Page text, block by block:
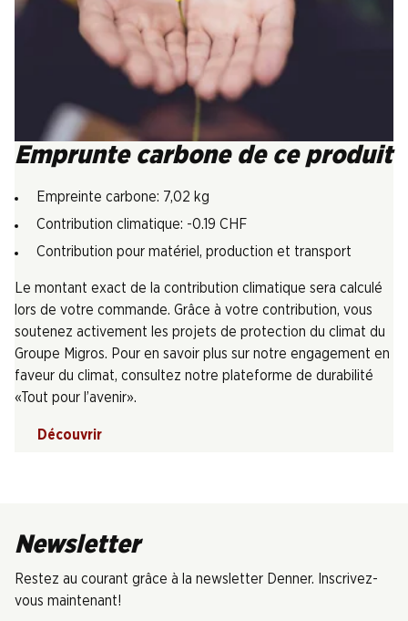
Emprunte carbone de ce produit
Empreinte carbone: 7,02 kg
Contribution climatique: -0.19 CHF
Contribution pour matériel, production et transport
Le montant exact de la contribution climatique sera calculé
lors de votre commande. Grâce à votre contribution, vous
soutenez activement les projets de protection du climat du
Groupe Migros. Pour en savoir plus sur notre engagement en
faveur du climat, consultez notre plateforme de durabilité
«Tout pour l’avenir».
Découvrir
Newsletter
Restez au courant grâce à la newsletter Denner. Inscrivez-
vous maintenant!